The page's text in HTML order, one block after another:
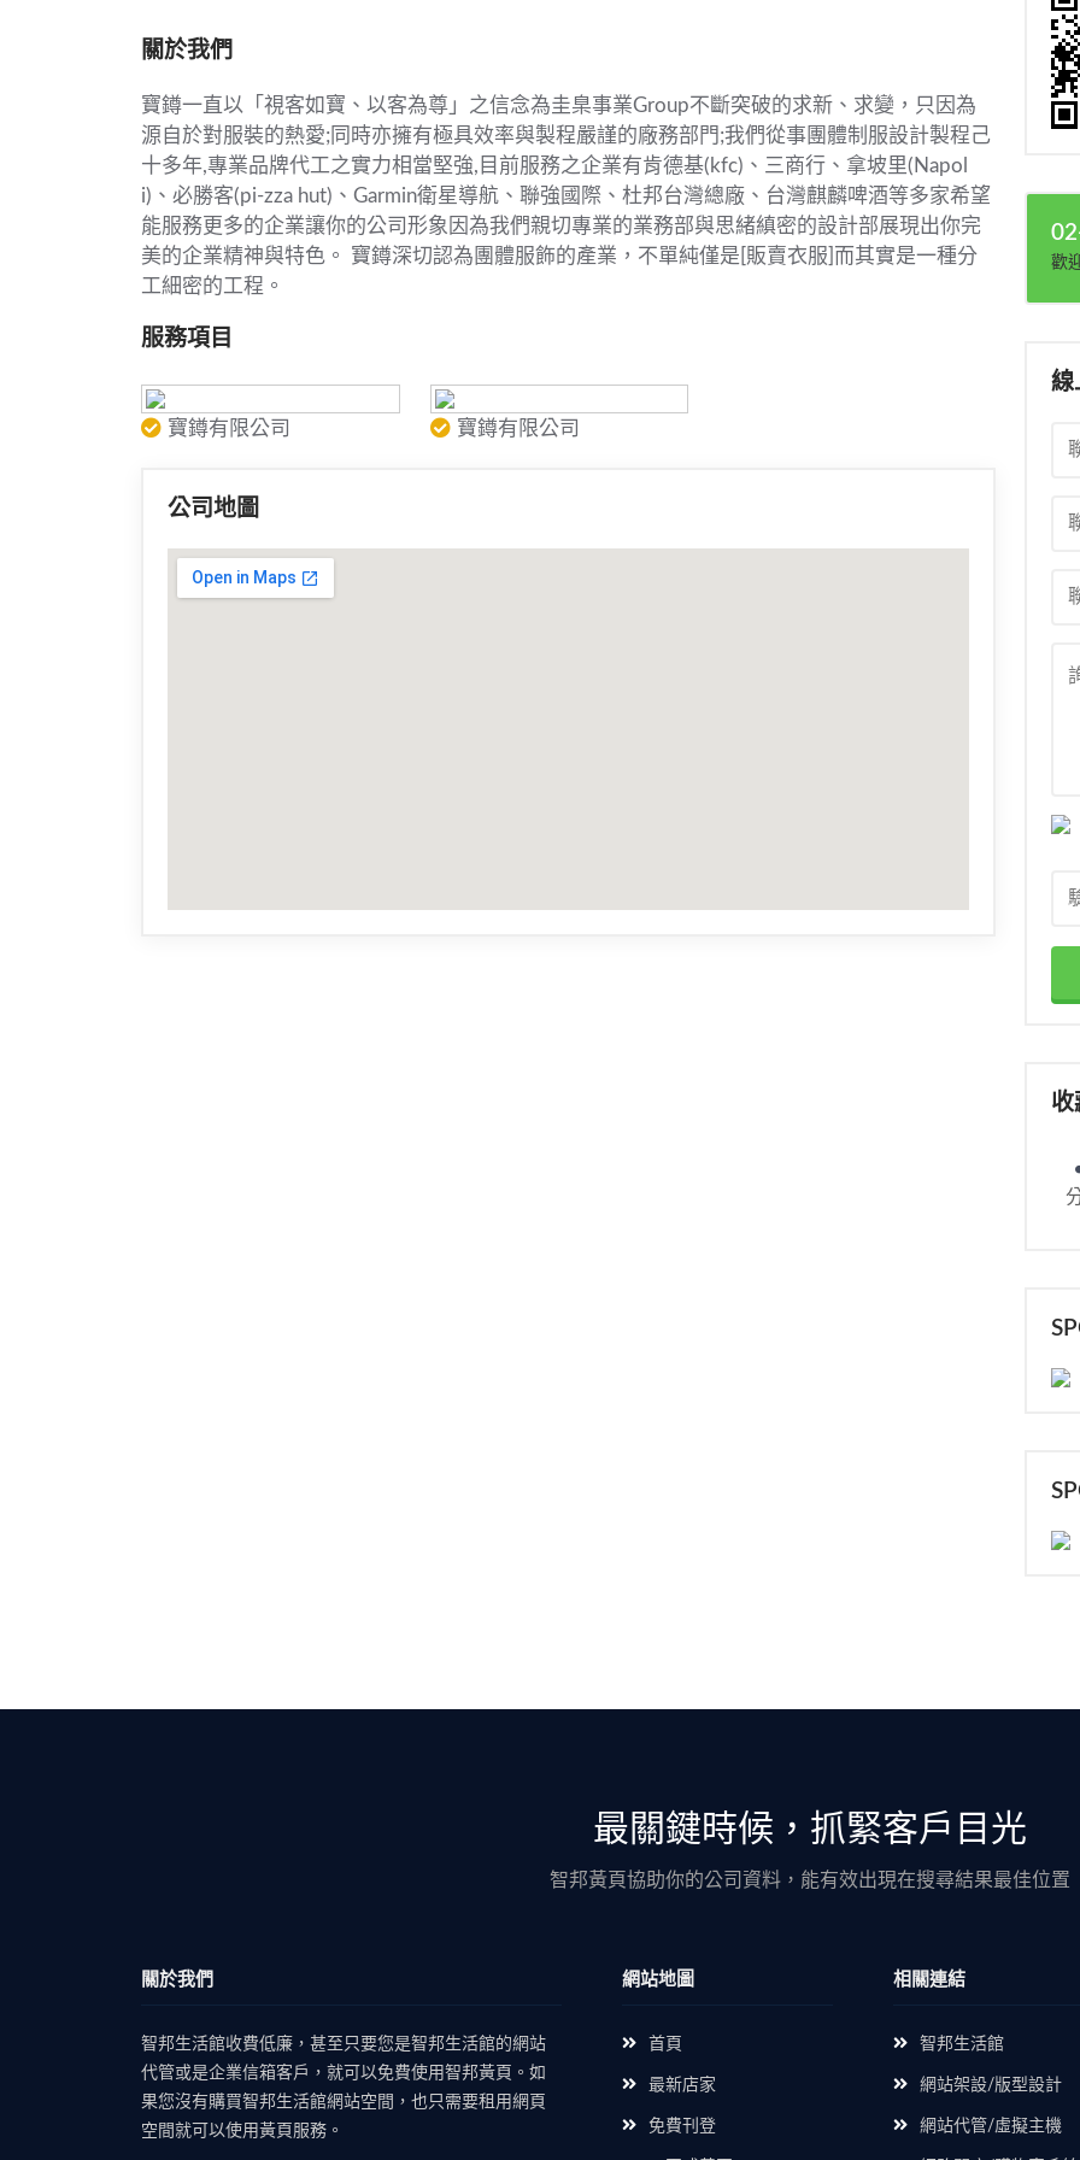
關於我們
寶鐏一直以「視客如寶、以客為尊」之信念為圭臬事業Group不斷突破的求新、求變，只因為
源自於對服裝的熱愛;同時亦擁有極具效率與製程嚴謹的廠務部門;我們從事團體制服設計製程己
十多年,專業品牌代工之實力相當堅強,目前服務之企業有肯德基(kfc)、三商行、拿坡里(Napol
i)、必勝客(pi-zza hut)、Garmin衛星導航、聯強國際、杜邦台灣總廠、台灣麒麟啤酒等多家希望
能服務更多的企業讓你的公司形象因為我們親切專業的業務部與思緒縝密的設計部展現出你完
美的企業精神與特色。 寶鐏深切認為團體服飾的產業，不單純僅是[販賣衣服]而其實是一種分
工細密的工程。
服務項目
寶鐏有限公司 寶鐏有限公司
公司地圖
歡
線
收
最關鍵時候，抓緊客戶目光
智邦黃頁協助你的公司資料，能有效出現在搜尋結果最佳位置
關於我們
智邦生活館收費低廉，甚至只要您是智邦生活館的網站
代管或是企業信箱客戶，就可以免費使用智邦黃頁。如
果您沒有購買智邦生活館網站空間，也只需要租用網頁
空間就可以使用黃頁服務。
網站地圖
首頁
最新店家
免費刊登
相關連結
智邦生活館
網站架設/版型設計
網站代管/虛擬主機